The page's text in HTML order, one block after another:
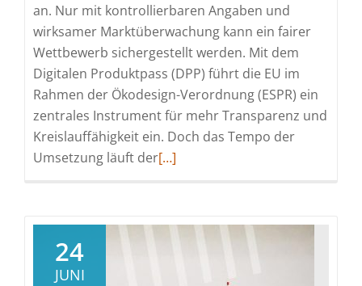
an. Nur mit kontrollierbaren Angaben und
wirksamer Marktüberwachung kann ein fairer
Wettbewerb sichergestellt werden. Mit dem
Digitalen Produktpass (DPP) führt die EU im
Rahmen der Ökodesign-Verordnung (ESPR) ein
zentrales Instrument für mehr Transparenz und
Kreislauffähigkeit ein. Doch das Tempo der
Umsetzung läuft derRead
Produktpass:
[…]
24
JUNI